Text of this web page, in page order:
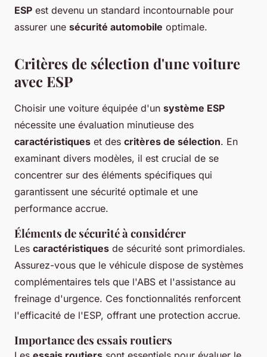
ESP est devenu un standard incontournable pour
assurer une sécurité automobile optimale.
Critères de sélection d'une voiture
avec ESP
Choisir une voiture équipée d'un système ESP
nécessite une évaluation minutieuse des
caractéristiques et des critères de sélection. En
examinant divers modèles, il est crucial de se
concentrer sur des éléments spécifiques qui
garantissent une sécurité optimale et une
performance accrue.
Éléments de sécurité à considérer
Les caractéristiques de sécurité sont primordiales.
Assurez-vous que le véhicule dispose de systèmes
complémentaires tels que l'ABS et l'assistance au
freinage d'urgence. Ces fonctionnalités renforcent
l'efficacité de l'ESP, offrant une protection accrue.
Importance des essais routiers